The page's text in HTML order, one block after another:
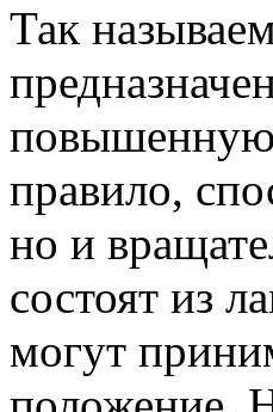
Так
повышенную
правило,
но и
состоят из
могут